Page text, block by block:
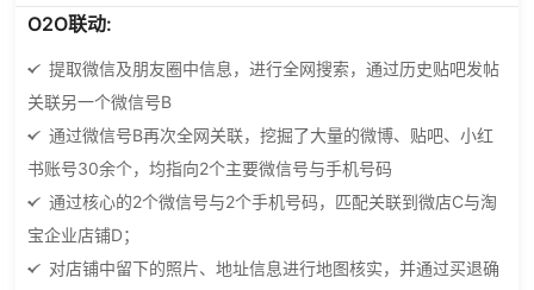
O2O联动:
提取微信及朋友圈中信息，进行全网搜索，通过历史贴吧发帖
关联另一个微信号B
通过微信号B再次全网关联，挖掘了大量的微博、贴吧、小红
书账号30余个，均指向2个主要微信号与手机号码
通过核心的2个微信号与2个手机号码，匹配关联到微店C与淘
宝企业店铺D；
对店铺中留下的照片、地址信息进行地图核实，并通过买退确